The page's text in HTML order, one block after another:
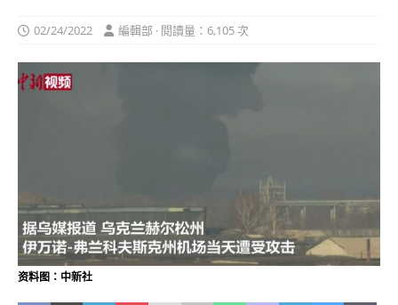
02/24/2022 編輯部 · 閱讀量：6,105 次
资料图：中新社